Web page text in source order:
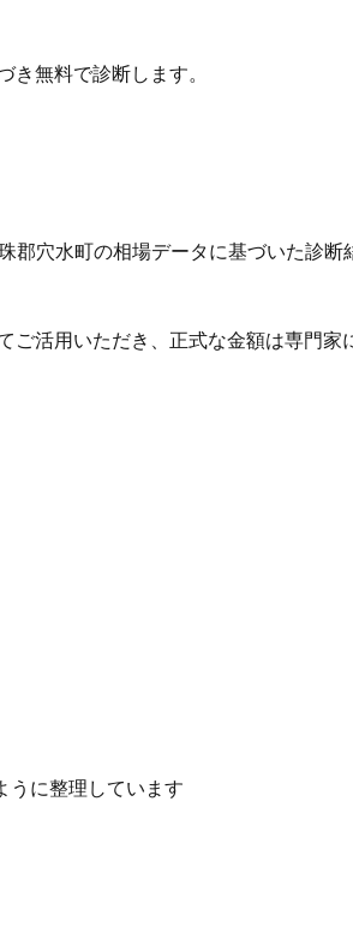
き無料で診断します。
穴水町の相場データに基づいた診断
活用いただき、正式な金額は専門家
うに整理しています